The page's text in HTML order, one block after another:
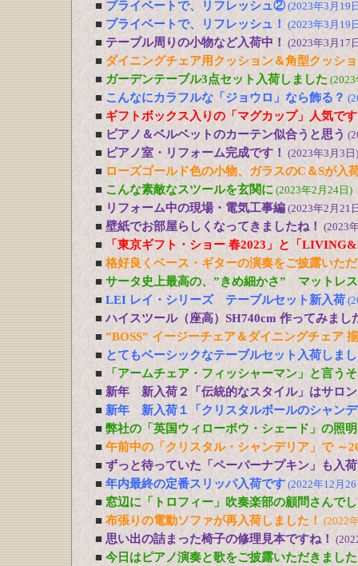
■ プライベートで、リフレッシュ②(2023年3月19
■ プライベートで、リフレッシュ！ (2023年3月19
■ テーブル周りの小物など入荷中！ (2023年3月17
■ ダイニングチェア用クッション＆角型クッシ
■ ガーデンテーブル3点セット入荷しました
■ こんなにカラフルな「ジョウロ」なら飾る？
■ ギフトボックス入りの「マグカップ」人気で
■ ピアノ＆ベルベットのカーテン似合うと思う
■ ピアノ室・リフォーム完成です！ (2023年3月3日)
■ ローズゴールド色の小物、ガラスのC＆Sが入
■ こんな素敵なスツールを玄関に (2023年2月24日)
■ リフォーム中の現場・電気工事編 (2023年2月21
■ 壁紙でお部屋らしくなってきましたね！ (2023
■
「東京ギフト・ショー 春2023」と「
■ 格好良くベース・ギターの演奏をご披露いた
■ サータ史上最高の、”きめ細かさ” マットレ
■ LEI レイ・シリーズ テーブルセット新入荷
■ ハイスツール（座高）SH740cm 作ってみまし
■ ”BOSS” イージーチェア＆ダイニングチェア
■ とてもベーシックなテーブルセット入荷しま
■
「アームチェア・フィッシャーマン」と言う
■ 新年 新入荷２「伝統的なスタイル」はサロ
■ 新年 新入荷１「クリスタルボールのシャン
■ 弊社の「英国ウィローボウ・シェード」の照
■ 午前中の「クリスタル・シャンデリア」で ～
■ ずっと待っていた「ペーパーナプキン」も入
■ 年内最終の定番スリッパ入荷です (2022年12月
■ 窓辺に「トロフィー」吹奏楽部の顧問さんで
■ 布張りの電動ソファが再入荷しました！ (2022
■ 思い出の詰まった椅子の修理見本ですね！
■ 今日はピアノ演奏と歌をご披露いただきまし